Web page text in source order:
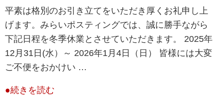
平素は格別のお引き立てをいただき厚くお礼申し上
げます。みらいポスティングでは、誠に勝手ながら
下記日程を冬季休業とさせていただきます。 2025年
12月31日(水）～ 2026年1月4日（日） 皆様には大変
ご不便をおかけい …
●続きを読む